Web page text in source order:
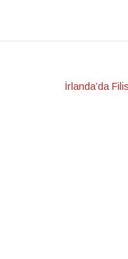
İrlanda’da